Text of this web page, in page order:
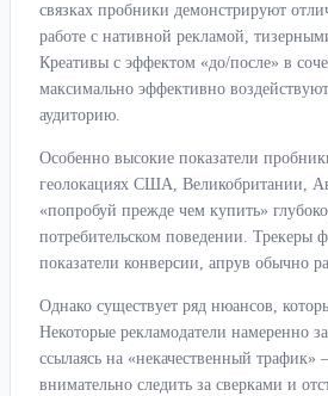
связках пробники демонстрируют
работе с нативной рекламой,
Креативы с эффектом «до/после» в
максимально эффективно
аудиторию.
Особенно высокие показатели
геолокациях США, Великобритании,
«попробуй прежде чем купить»
потребительском поведении. Трекеры
показатели конверсии, апрув обычно
Однако существует ряд нюансов,
Некоторые рекламодатели намеренно
ссылаясь на «некачественный
внимательно следить за сверками и